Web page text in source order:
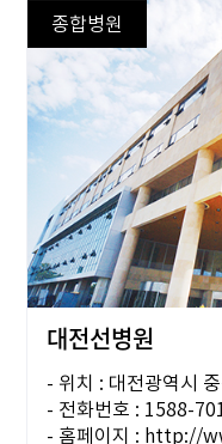
종합병원
대전선병원
- 위치 : 대전광역시
- 전화번호 : 1588-
- 홈페이지 : http://